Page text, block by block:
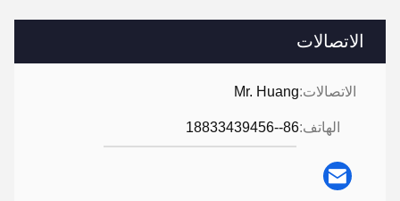
الاتصالات
الاتصالات:Mr. Huang
الهاتف:86--18833439456